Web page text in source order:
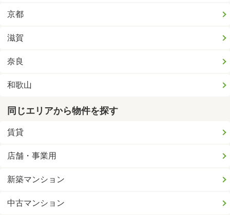
京都
滋賀
奈良
和歌山
同じエリアから物件を探す
賃貸
店舗・事業用
新築マンション
中古マンション